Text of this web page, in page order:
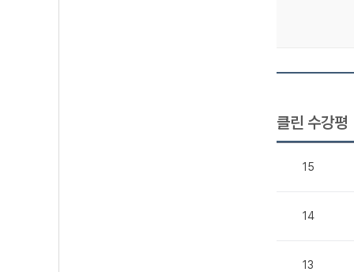
클린 수강평
15
14
13